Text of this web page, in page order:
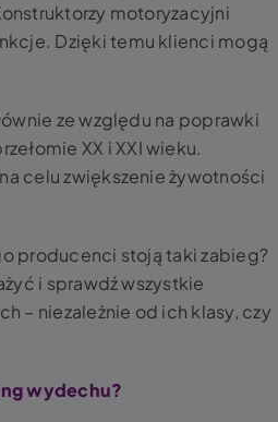
motoryzacyjni
Dzięki temu klienci mogą
ze względu na poprawki
XX i XXI wieku.
celu zwiększenie żywotności
producenci stoją taki zabieg?
i sprawdź wszystkie
– niezależnie od ich klasy, czy
wydechu?